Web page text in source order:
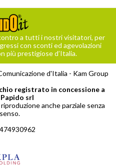
a tutti i nostri visitatori, per
con sconti ed agevolazioni
più prestigiose d’Italia.
d'Italia - Kam Group
registrato in concessione a
srl
anche parziale senza